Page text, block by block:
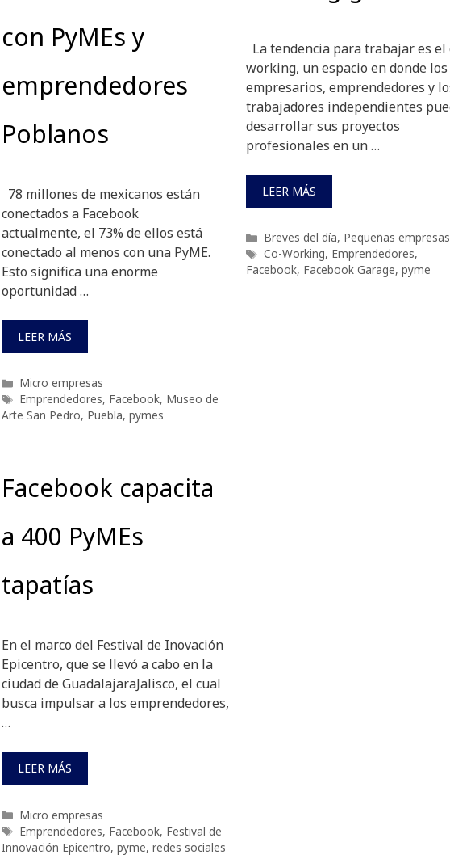
con PyMEs y
emprendedores
Poblanos
78 millones de mexicanos están
conectados a Facebook
actualmente, el 73% de ellos está
conectado al menos con una PyME.
Esto significa una enorme
oportunidad …
LEER MÁS
Categorías
Micro empresas
Etiquetas
Emprendedores, Facebook, Museo de
Arte San Pedro, Puebla, pymes
La tendencia para trabajar es el
working, un espacio en donde los
empresarios, emprendedores y
trabajadores independientes
desarrollar sus proyectos
profesionales en un …
LEER MÁS
Categorías
Breves del día, Pequeñas empresas
Etiquetas
Co-Working, Emprendedores,
Facebook, Facebook Garage, pyme
Facebook capacita
a 400 PyMEs
tapatías
En el marco del Festival de Inovación
Epicentro, que se llevó a cabo en la
ciudad de GuadalajaraJalisco, el cual
busca impulsar a los emprendedores,
…
LEER MÁS
Categorías
Micro empresas
Etiquetas
Emprendedores, Facebook, Festival de
Innovación Epicentro, pyme, redes sociales